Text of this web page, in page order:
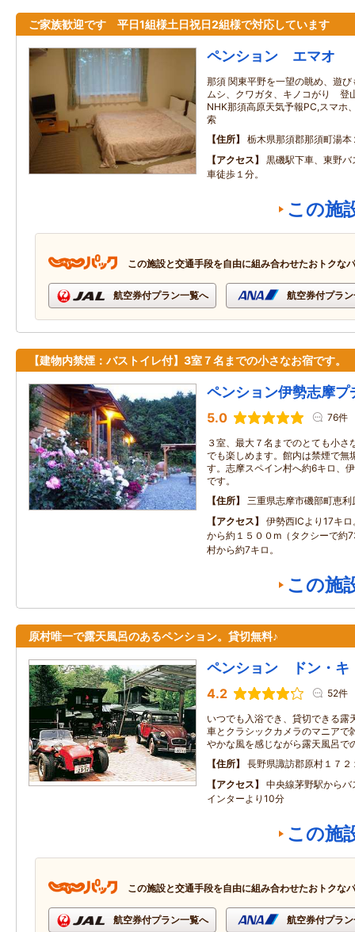
ご家族歓迎です 平日1組様土日祝日2組様で対応しています
ペンション エマオ
那須 関東平野を一望の眺め、遊
ムシ、クワガタ、キノコがり 登
NHK那須高原天気予報PC,スマホ
索
住所
栃木県那須郡那須町湯本
アクセス
黒磯駅下車、東野
車徒歩１分。
この施
この施設と交通手段を自由に組み合わせたおトクな
航空券付プラン一覧へ 航空券付プラ
【建物内禁煙：バストイレ付】3室７名までの小さなお宿です。
ペンション伊勢志摩プ
5.0 76件
３室、最大７名までのとても小さ
でも楽しめます。館内は禁煙で無
す。志摩スペイン村へ約6キロ、
です。
住所
三重県志摩市磯部町恵利
アクセス
伊勢西ICより17キ
から約１５００m（タクシーで約
村から約7キロ。
この施
原村唯一で露天風呂のあるペンション。貸切無料♪
ペンション ドン・キ
4.2 52件
いつでも入浴でき、貸切できる露
車とクラシックカメラのマニアで
やかな風を感じながら露天風呂で
住所
長野県諏訪郡原村１７
アクセス
中央線茅野駅から
インターより10分
この施
この施設と交通手段を自由に組み合わせたおトクな
航空券付プラン一覧へ 航空券付プラ